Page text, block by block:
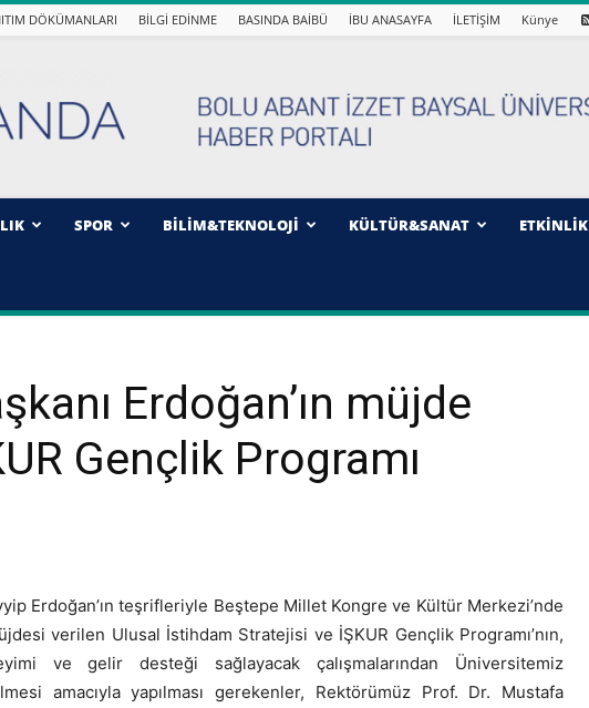
DÖKÜMANLARI BİLGİ EDİNME BASINDA BAİBÜ İBU ANASAYFA İLETİŞİM Künye
SPOR BİLİM&TEKNOLOJİ KÜLTÜR&SANAT ETKİNLİK
Erdoğan’ın müjde
Gençlik Programı
Erdoğan’ın teşrifleriyle Beştepe Millet Kongre ve Kültür Merkezi’nde
verilen Ulusal İstihdam Stratejisi ve İŞKUR Gençlik Programı’nın,
ve gelir desteği sağlayacak çalışmalarından Üniversitemiz
amacıyla yapılması gerekenler, Rektörümüz Prof. Dr. Mustafa